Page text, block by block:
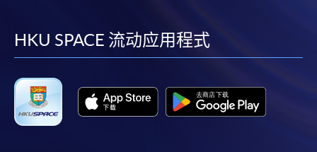
港大学专业进修学院」。
facebook
youtube
linkedin
HKU SPACE 流动应用程式